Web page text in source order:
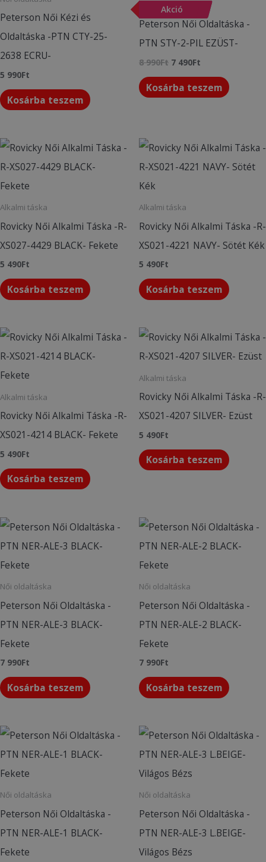
Peterson Női Kézi és
Oldaltáska -PTN CTY-25-
2638 ECRU-
5 990Ft
Kosárba teszem
-17%
Akció
Akciós termékek
Peterson Női Oldaltáska -
PTN STY-2-PIL EZÜST-
8 990Ft 7 490Ft
Kosárba teszem
Alkalmi táska
Rovicky Női Alkalmi Táska -R-
XS027-4429 BLACK- Fekete
5 490Ft
Kosárba teszem
Alkalmi táska
Rovicky Női Alkalmi Táska -R-
XS021-4221 NAVY- Sötét Kék
5 490Ft
Kosárba teszem
Alkalmi táska
Rovicky Női Alkalmi Táska -R-
XS021-4214 BLACK- Fekete
5 490Ft
Kosárba teszem
Alkalmi táska
Rovicky Női Alkalmi Táska -R-
XS021-4207 SILVER- Ezüst
5 490Ft
Kosárba teszem
Női oldaltáska
Peterson Női Oldaltáska -
PTN NER-ALE-3 BLACK-
Fekete
7 990Ft
Kosárba teszem
Női oldaltáska
Peterson Női Oldaltáska -
PTN NER-ALE-2 BLACK-
Fekete
7 990Ft
Kosárba teszem
Női oldaltáska
Peterson Női Oldaltáska -
PTN NER-ALE-1 BLACK-
Fekete
Női oldaltáska
Peterson Női Oldaltáska -
PTN NER-ALE-3 L.BEIGE-
Világos Bézs